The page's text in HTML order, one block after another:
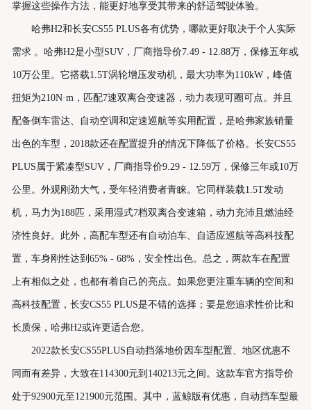
掌握这些操作方法，能更好地享受其带来的舒适驾驶体验。
哈弗H2和长安CS55 PLUS各有优势，哪款更好取决于个人实际
需求 。哈弗H2是小型SUV，厂商指导价7.49 - 12.88万，保修五年或
10万公里。它搭载1.5T涡轮增压发动机，最大功率为110kW，峰值
扭矩为210N·m，匹配7速双离合变速器，动力表现可圈可点。并且
配备倒车雷达、自动空调和定速巡航等实用配置，是哈弗家族销量
出色的车型，2018款还在配置提升的情况下降低了价格。长安CS55
PLUS属于紧凑型SUV，厂商指导价9.29 - 12.59万，保修三年或10万
公里。外观刚劲大气，受年轻消费者青睐。它同样装载1.5T发动
机，马力为188匹，采用湿式7档双离合变速箱，动力充沛且燃油经
济性良好。此外，高配车型还有自动泊车、自适应巡航等高科技配
置，车身刚性达到65% - 68%，安全性出色。总之，两款车在配置
上有相似之处，也都有着自己的亮点。如果您更注重车辆的空间和
高科技配置，长安CS55 PLUS是不错的选择；要是您追求性价比和
长质保，哈弗H2或许更适合您。
2022款长安CS55PLUS自动挡落地价因车型配置、地区优惠不
同而有差异，大致在114300元到140213元之间。这款车官方指导价
处于92900元至121900元范围。其中，蓝鲸版有优惠，自动挡车型最